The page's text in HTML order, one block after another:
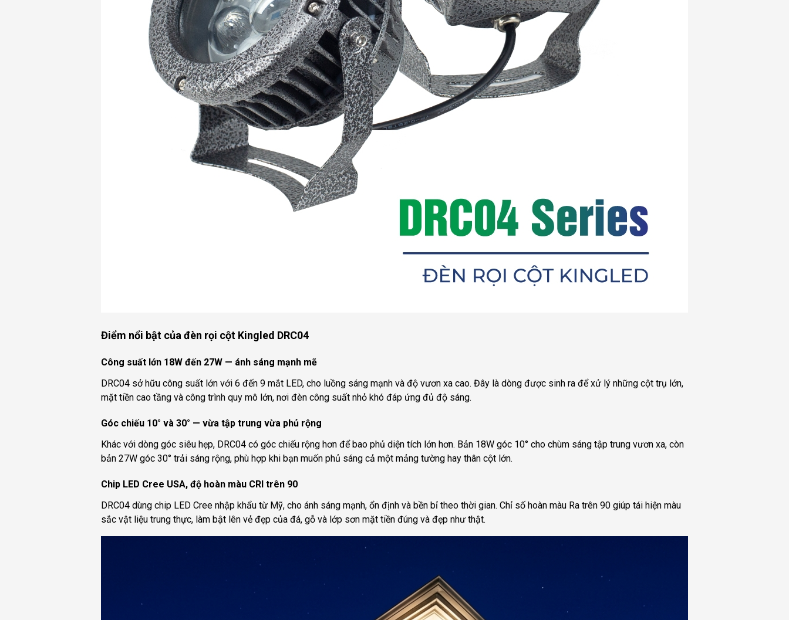
Điểm nổi bật của đèn rọi cột Kingled DRC04
Công suất lớn 18W đến 27W — ánh sáng mạnh mẽ
DRC04 sở hữu công suất lớn với 6 đến 9 mắt LED, cho luồng sáng mạnh và độ vươn xa cao. Đây là dòng được sinh ra để xử lý những cột trụ lớn,
mặt tiền cao tầng và công trình quy mô lớn, nơi đèn công suất nhỏ khó đáp ứng đủ độ sáng.
Góc chiếu 10° và 30° — vừa tập trung vừa phủ rộng
Khác với dòng góc siêu hẹp, DRC04 có góc chiếu rộng hơn để bao phủ diện tích lớn hơn. Bản 18W góc 10° cho chùm sáng tập trung vươn xa, còn
bản 27W góc 30° trải sáng rộng, phù hợp khi bạn muốn phủ sáng cả một mảng tường hay thân cột lớn.
Chip LED Cree USA, độ hoàn màu CRI trên 90
DRC04 dùng chip LED Cree nhập khẩu từ Mỹ, cho ánh sáng mạnh, ổn định và bền bỉ theo thời gian. Chỉ số hoàn màu Ra trên 90 giúp tái hiện màu
sắc vật liệu trung thực, làm bật lên vẻ đẹp của đá, gỗ và lớp sơn mặt tiền đúng và đẹp như thật.